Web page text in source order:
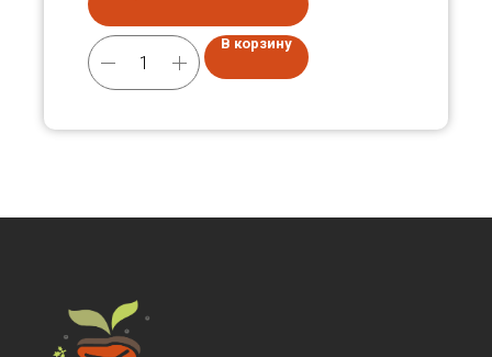
В корзину